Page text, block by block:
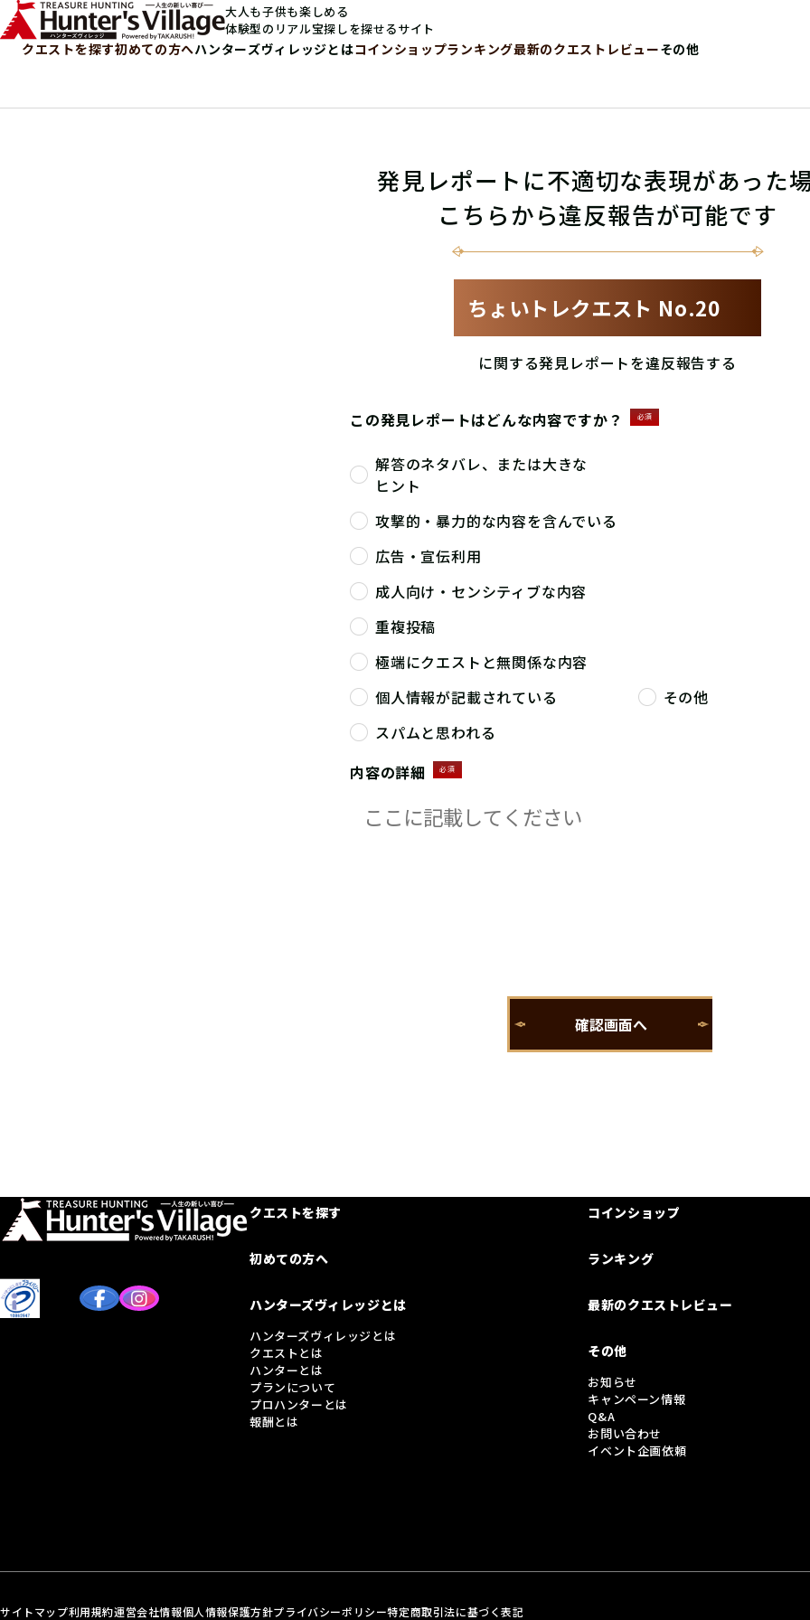
大人も子供も楽しめる
体験型のリアル宝探しを探せるサイト
クエストを探す初めての方へハンターズヴィレッジとはコインショップランキング最新のクエストレビューその他
発見レポートに不適切な表現があった
こちらから違反報告が可能です
ちょいトレクエスト No.20
に関する発見レポートを違反報告する
この発見レポートはどんな内容ですか？ 必須
解答のネタバレ、または大きな
ヒント
攻撃的・暴力的な内容を含んでいる
広告・宣伝利用
成人向け・センシティブな内容
重複投稿
極端にクエストと無関係な内容
個人情報が記載されている
その他
スパムと思われる
内容の詳細
必須
クエストを探す
初めての方へ
ハンターズヴィレッジとは
ハンターズヴィレッジとは
クエストとは
ハンターとは
プランについて
プロハンターとは
報酬とは
コインショップ
ランキング
最新のクエストレビュー
その他
お知らせ
キャンペーン情報
Q&A
お問い合わせ
イベント企画依頼
サイトマップ利用規約運営会社情報個人情報保護方針プライバシーポリシー特定商取引法に基づく表記